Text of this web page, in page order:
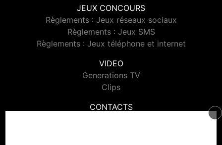
JEUX CONCOURS
Règlements : Jeux réseaux sociaux
Règlements : Jeux SMS
Règlements : Jeux téléphone et internet
VIDEO
Generations TV
Clips
CONTACTS